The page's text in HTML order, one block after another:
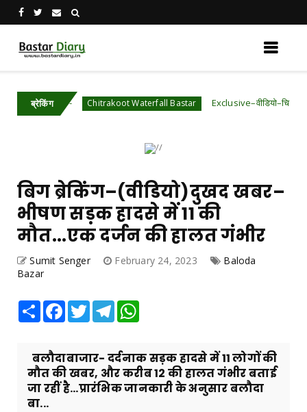
ब्रेकिंगChitrakoot Waterfall Bastar Exclusive–वीडियो–चित्रकोट
बिग ब्रेकिंग–(वीडियो)दुखद खबर–
भीषण सड़क हादसे में 11 की
मौत...एक दर्जन की हालत गंभीर
Sumit Senger February 24, 2023
Baloda
Bazar
Share Facebook
TwitterTelegram
बलौदाबाजार- दर्दनाक सड़क हादसे में 11 लोगों की
मौत की खबर, और करीब 12 की हालत गंभीर बताई
जा रहीं है...प्रारंभिक जानकारी के अनुसार बलौदा
बा...